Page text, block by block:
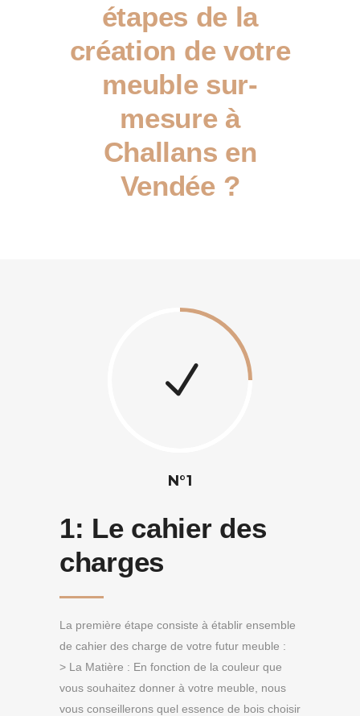
étapes de la
création de votre
meuble sur-
mesure à
Challans en
Vendée ?
N°1
1: Le cahier des
charges
La première étape consiste à établir ensemble
de cahier des charge de votre futur meuble :
> La Matière : En fonction de la couleur que
vous souhaitez donner à votre meuble, nous
vous conseillerons quel essence de bois choisir